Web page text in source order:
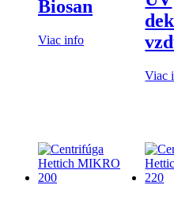
Biosan
Viac info
Viac